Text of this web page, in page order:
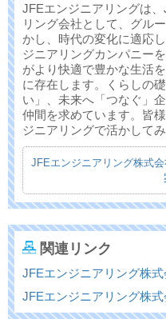
JFEエンジニアリングは
リング会社として、グル
かし、時代の変化に適応
ジニアリングカンパニー
がより快適で豊かな生活
に存在します。くらしの
い」、未来へ「つなぐ」
仲間を求めています。皆
ジニアリングで活かしてみ
JFEエンジニアリング株式
関連リンク
JFEエンジニアリング株式
JFEエンジニアリング株式